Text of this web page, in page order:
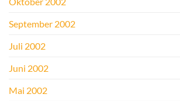
September 2002
Juli 2002
Juni 2002
Mai 2002